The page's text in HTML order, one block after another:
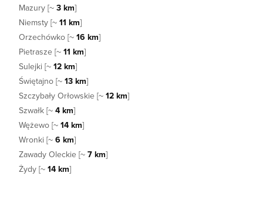
Mazury [~ 3 km]
Niemsty [~ 11 km]
Orzechówko [~ 16 km]
Pietrasze [~ 11 km]
Sulejki [~ 12 km]
Świętajno [~ 13 km]
Szczybały Orłowskie [~ 12 km]
Szwałk [~ 4 km]
Wężewo [~ 14 km]
Wronki [~ 6 km]
Zawady Oleckie [~ 7 km]
Żydy [~ 14 km]